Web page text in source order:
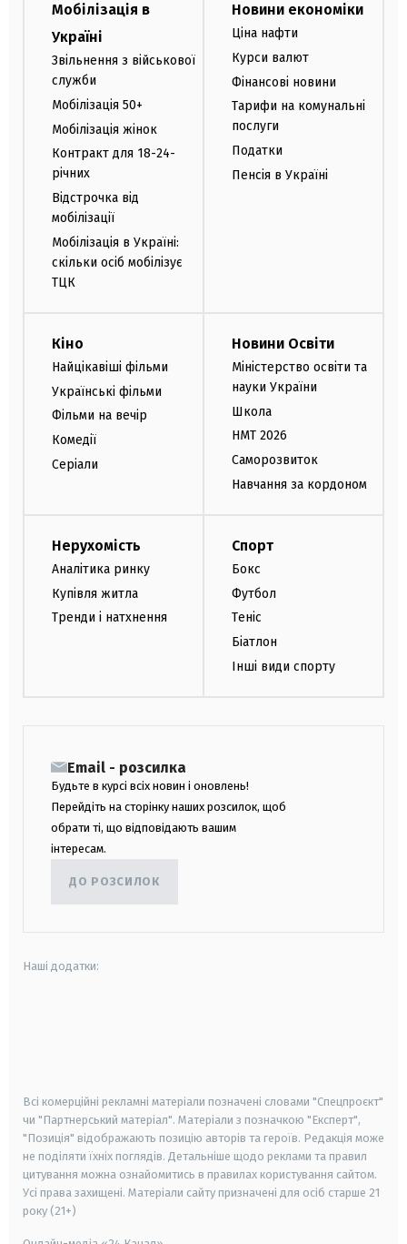
Мобілізація в
Україні
Звільнення з військової
служби
Мобілізація 50+
Мобілізація жінок
Контракт для 18-24-
річних
Відстрочка від
мобілізації
Мобілізація в Україні:
скільки осіб мобілізує
ТЦК
Новини економіки
Ціна нафти
Курси валют
Фінансові новини
Тарифи на комунальні
послуги
Податки
Пенсія в Україні
Кіно
Найцікавіші фільми
Українські фільми
Фільми на вечір
Комедії
Серіали
Новини Освіти
Міністерство освіти та
науки України
Школа
НМТ 2026
Саморозвиток
Навчання за кордоном
Нерухомість
Аналітика ринку
Купівля житла
Тренди і натхнення
Спорт
Бокс
Футбол
Теніс
Біатлон
Інші види спорту
Email - розсилка
Будьте в курсі всіх новин і оновлень!
Перейдіть на сторінку наших розсилок, щоб
обрати ті, що відповідають вашим
інтересам.
ДО РОЗСИЛОК
Наші додатки:
Всі комерційні рекламні матеріали позначені словами "Спецпроєкт"
чи "Партнерський матеріал". Матеріали з позначкою "Експерт",
"Позиція" відображають позицію авторів та героїв. Редакція може
не поділяти їхніх поглядів. Детальніше щодо реклами та правил
цитування можна ознайомитись в правилах користування сайтом.
Усі права захищені. Матеріали сайту призначені для осіб старше 21
року (21+)